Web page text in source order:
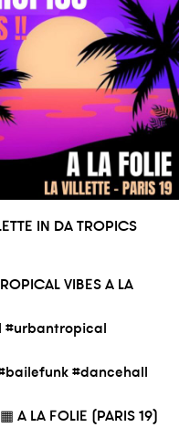
IN DA TROPICS
VIBES A LA
#urbantropical
#dancehall
LA FOLIE (PARIS 19)